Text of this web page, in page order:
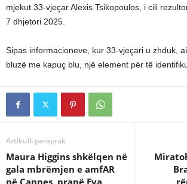
mjekut 33-vjeçar Alexis Tsikopoulos, i cili
7 dhjetori 2025.
Sipas informacioneve, kur 33-vjeçari u zhduk,
bluzë me kapuç blu, një element për të
Artikulli paraprak
Maura Higgins shkëlqen në
gala mbrëmjen e amfAR